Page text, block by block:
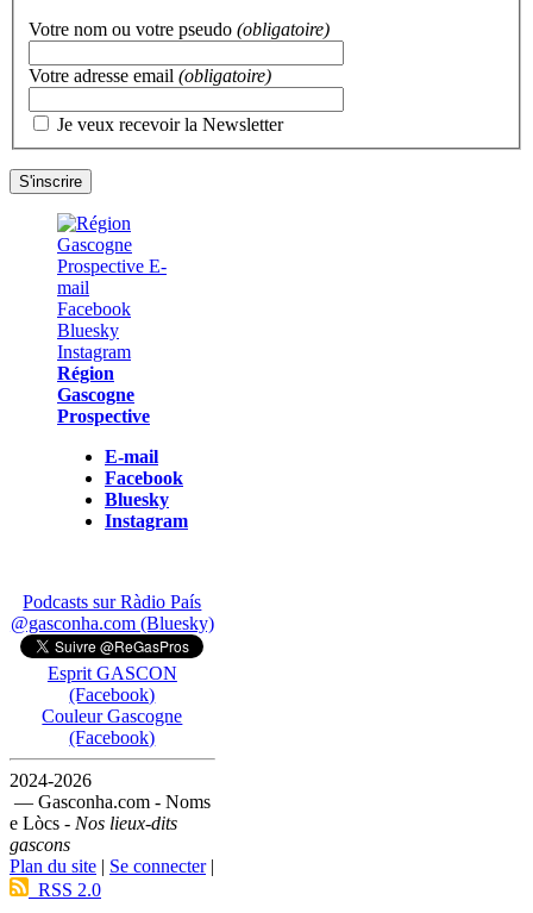
Votre nom ou votre pseudo (obligatoire)
Votre adresse email (obligatoire)
Je veux recevoir la Newsletter
Région
Gascogne
Prospective
E-mail
Facebook
Bluesky
Instagram
Podcasts sur Ràdio País
@gasconha.com (Bluesky)
Esprit GASCON
(Facebook)
Couleur Gascogne
(Facebook)
2024-2026
— Gasconha.com - Noms
e Lòcs - Nos lieux-dits
gascons
Plan du site | Se connecter|
RSS 2.0